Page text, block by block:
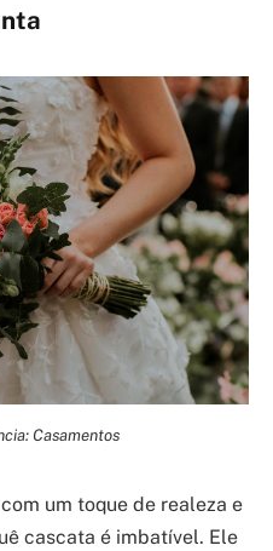
Casamentos
um toque de realeza e
cascata é imbatível. Ele